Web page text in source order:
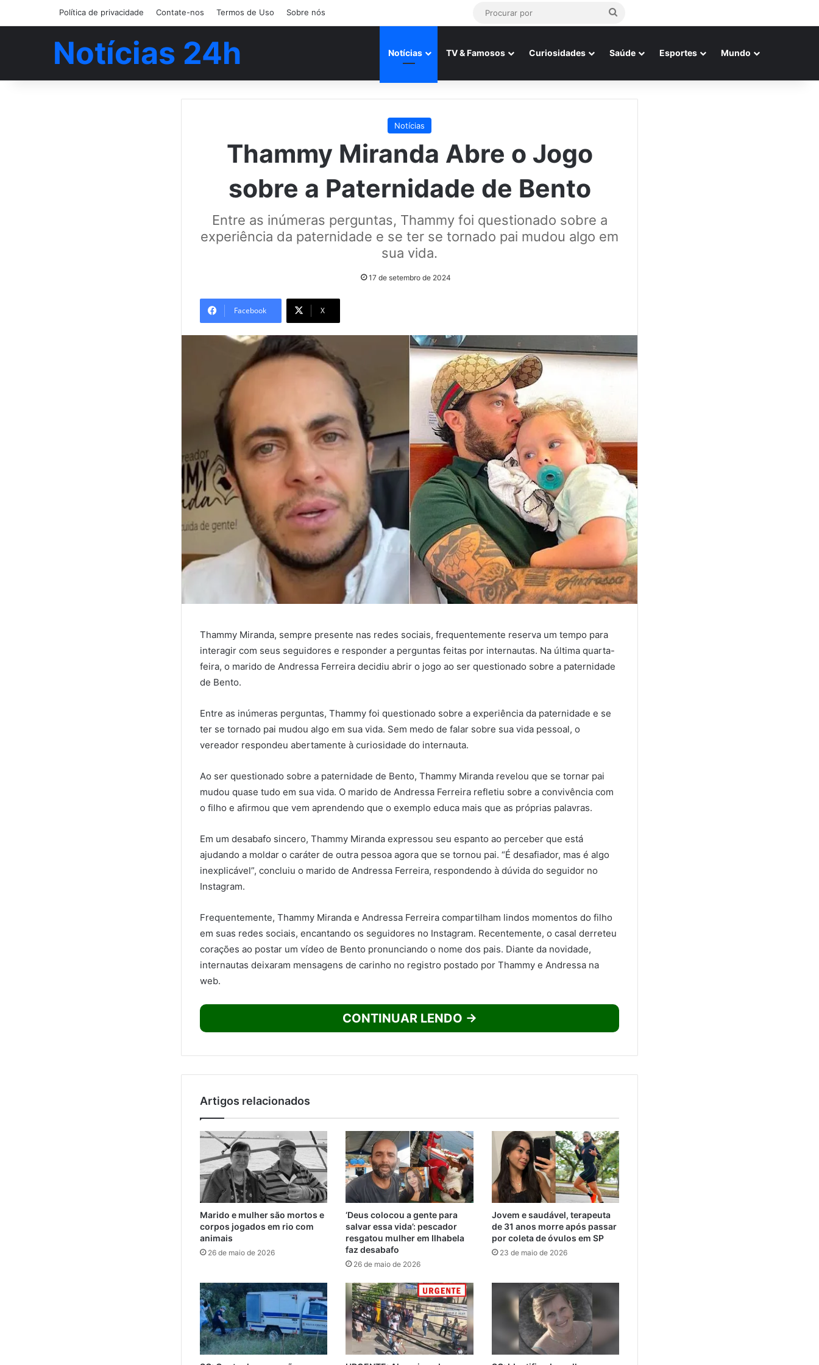
Política de privacidade Contate-nos Termos de Uso Sobre nós
Procurar
Notícias 24h Notícias TV & Famosos Curiosidades Saúde Esportes Mundo
Notícias
Thammy Miranda Abre o Jogo
sobre a Paternidade de Bento
Entre as inúmeras perguntas, Thammy foi questionado sobre a
experiência da paternidade e se ter se tornado pai mudou algo em
sua vida.
17 de setembro de 2024
Facebook X
Thammy Miranda, sempre presente nas redes sociais, frequentemente reserva um tempo para
interagir com seus seguidores e responder a perguntas feitas por internautas. Na última quarta-
feira, o marido de Andressa Ferreira decidiu abrir o jogo ao ser questionado sobre a paternidade
de Bento.
Entre as inúmeras perguntas, Thammy foi questionado sobre a experiência da paternidade e se
ter se tornado pai mudou algo em sua vida. Sem medo de falar sobre sua vida pessoal, o
vereador respondeu abertamente à curiosidade do internauta.
Ao ser questionado sobre a paternidade de Bento, Thammy Miranda revelou que se tornar pai
mudou quase tudo em sua vida. O marido de Andressa Ferreira refletiu sobre a convivência com
o filho e afirmou que vem aprendendo que o exemplo educa mais que as próprias palavras.
Em um desabafo sincero, Thammy Miranda expressou seu espanto ao perceber que está
ajudando a moldar o caráter de outra pessoa agora que se tornou pai. “É desafiador, mas é algo
inexplicável”, concluiu o marido de Andressa Ferreira, respondendo à dúvida do seguidor no
Instagram.
Frequentemente, Thammy Miranda e Andressa Ferreira compartilham lindos momentos do filho
em suas redes sociais, encantando os seguidores no Instagram. Recentemente, o casal derreteu
corações ao postar um vídeo de Bento pronunciando o nome dos pais. Diante da novidade,
internautas deixaram mensagens de carinho no registro postado por Thammy e Andressa na
web.
CONTINUAR LENDO →
Artigos relacionados
Marido e mulher são mortos e
corpos jogados em rio com
animais
26 de maio de 2026
‘Deus colocou a gente para
salvar essa vida’: pescador
resgatou mulher em Ilhabela
faz desabafo
26 de maio de 2026
Jovem e saudável, terapeuta
de 31 anos morre após passar
por coleta de óvulos em SP
23 de maio de 2026